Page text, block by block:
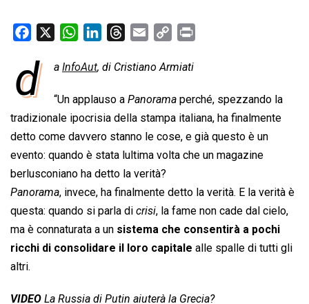
c
e
o
o
k
W
a
s
A
p
p
n
e
d
I
n
r
a
d
s
a
l
p
L
i
n
k
t
d a InfoAut, di Cristiano Armiati
“Un applauso a  Panorama  perché, spezzando la
tradizionale ipocrisia della stampa italiana, ha finalmente
detto come davvero stanno le cose, e già questo è un
evento: quando è stata lultima volta che un magazine
berlusconiano ha detto la verità?
Panorama, invece, ha finalmente detto la verità. E la verità è
questa: quando si parla di  crisi, la fame non cade dal cielo,
ma è connaturata a un sistema che consentirà a pochi
ricchi di consolidare il loro capitale alle spalle di tutti gli
altri.
VIDEO La Russia di Putin aiuterà la Grecia?